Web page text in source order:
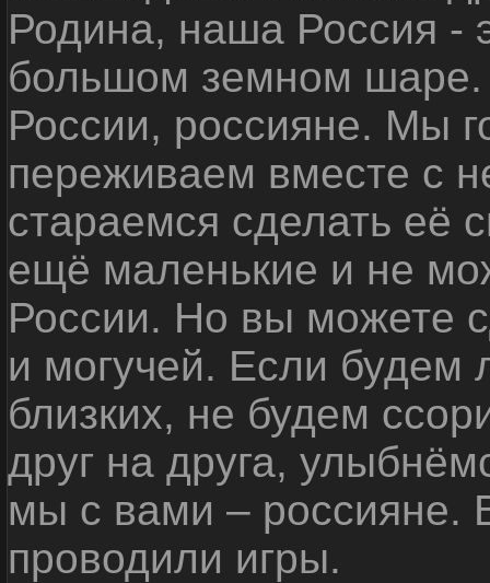
Родина, наша Россия -
большом земном
России, россияне. Мы
переживаем вместе с
стараемся сделать её
ещё маленькие и не
России. Но вы можете
и могучей. Если будем
близких, не будем
друг на друга,
мы с вами – россияне.
проводили игры.